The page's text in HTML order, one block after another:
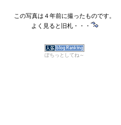
この写真は４年前に撮ったものです。
よく見ると旧札・・・
ぽちっとしてね～